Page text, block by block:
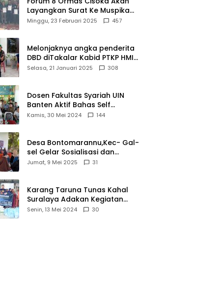
Layangkan Surat Ke Muspika
Atas Adanya Kantor Matel di
Minggu, 23 Februari 2025 457
Melonjaknya angka penderita
DBD diTakalar Kabid PTKP HMI
Cab.Takalar angkat bicara
Selasa, 21 Januari 2025 308
Dosen Fakultas Syariah UIN
Banten Aktif Bahas Self
Declare Halal dalam Forum
Kamis, 30 Mei 2024 144
Desa Bontomarannu,Kec- Gal-
sel Gelar Sosialisasi dan
Bimtek Pemutakhiran Data ID
Jumat, 9 Mei 2025 31
Karang Taruna Tunas Kahal
Suralaya Adakan Kegiatan
Bansos Terhadap Kaum
Senin, 13 Mei 2024 30